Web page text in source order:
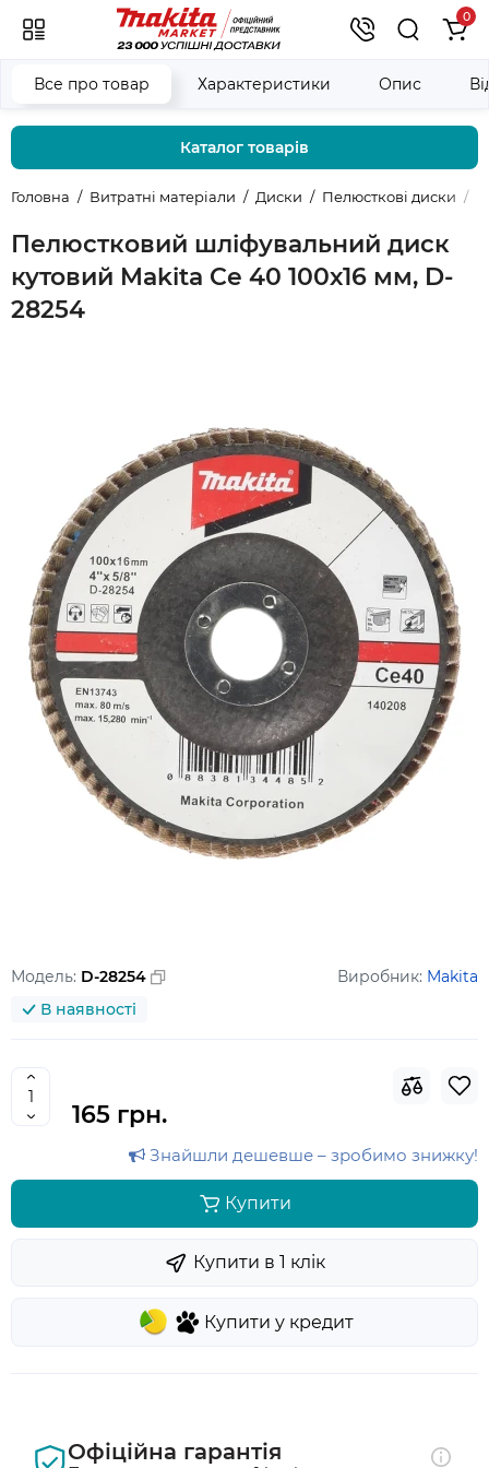
0
Каталог товарів
Головна Витратні матеріали Диски Пелюсткові диски
Пелюстковий шліфувальний диск
кутовий Makita Ce 40 100х16 мм, D-
28254
Все про товар Характеристики Опис
Модель: D-28254 Виробник: Makita
В наявності
165 грн.
Знайшли дешевше – зробимо знижку!
Купити
Купити у кредит
Купити в 1 клiк
Офіційна гарантія